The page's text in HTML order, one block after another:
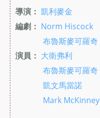
導演： 凱利麥金
編劇： Norm Hiscock
布魯斯麥可羅奇
演員： 大衛弗利
布魯斯麥可羅奇
凱文馬當諾
Mark McKinney